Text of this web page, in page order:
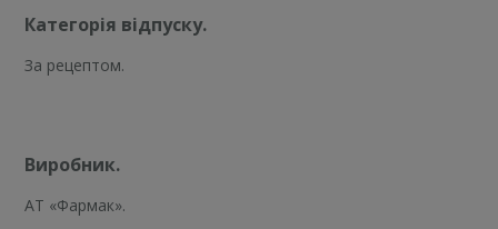
Категорія відпуску.
За рецептом.
Виробник.
АТ «Фармак».